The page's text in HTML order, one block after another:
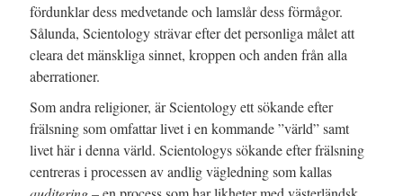
fördunklar dess medvetande och lamslår dess förmågor.
Sålunda, Scientology strävar efter det personliga målet att
cleara det mänskliga sinnet, kroppen och anden från alla
aberrationer.
Som andra religioner, är Scientology ett sökande efter
frälsning som omfattar livet i en kommande ”värld” samt
livet här i denna värld. Scientologys sökande efter frälsning
centreras i processen av andlig vägledning som kallas